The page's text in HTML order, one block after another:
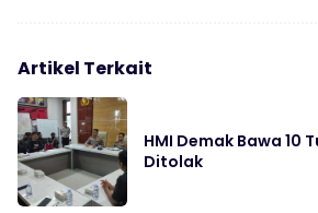
Artikel Terkait
HMI Demak Bawa 10
Ditolak